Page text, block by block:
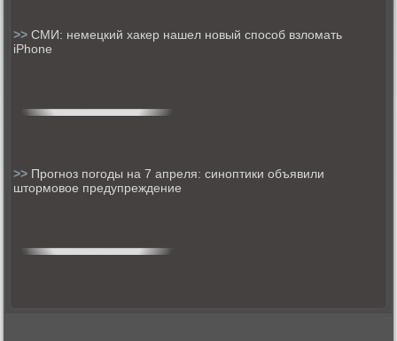
>>СМИ: немецкий хакер нашел новый способ взломать
iPhone
>> Прогноз погоды на 7 апреля: синоптики объявили
штормовое предупреждение